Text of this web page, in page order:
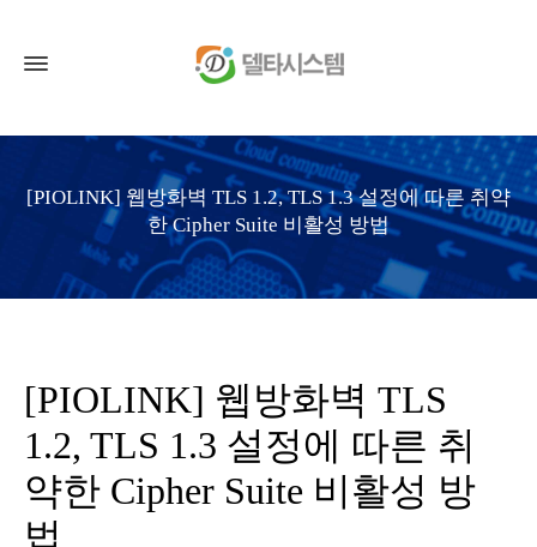
[PIOLINK] 웹방화벽 TLS 1.2, TLS 1.3 설정에 따른 취약
한 Cipher Suite 비활성 방법
[PIOLINK] 웹방화벽 TLS
1.2, TLS 1.3 설정에 따른 취
약한 Cipher Suite 비활성 방
법